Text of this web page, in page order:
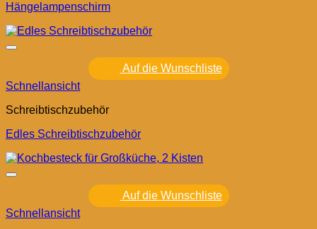
Hängelampenschirm
Auf die Wunschliste
Schnellansicht
Schreibtischzubehör
Edles Schreibtischzubehör
Auf die Wunschliste
Schnellansicht